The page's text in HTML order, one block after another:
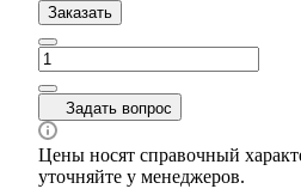
Заказать
Задать вопрос
Цены носят справочный
уточняйте у менеджеров.